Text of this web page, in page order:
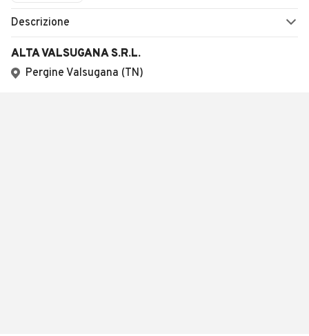
Descrizione
ALTA VALSUGANA S.R.L.
Pergine Valsugana (TN)